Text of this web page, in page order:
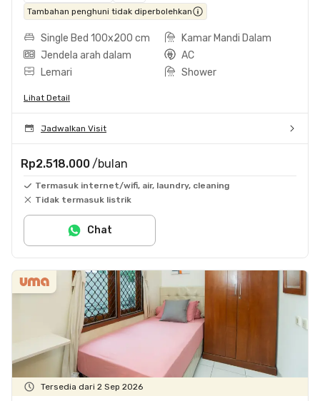
Tambahan penghuni tidak diperbolehkan
Single Bed 100x200 cm
Kamar Mandi Dalam
Jendela arah dalam
AC
Lemari
Shower
Lihat Detail
Jadwalkan Visit
Rp2.518.000 /bulan
Termasuk internet/wifi, air, laundry, cleaning
Tidak termasuk listrik
Chat
Tersedia dari 2 Sep 2026